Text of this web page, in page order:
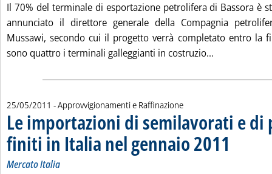
Il 70% del terminale di esportazione petrolifera di Bassora è
annunciato il direttore generale della Compagnia
Mussawi, secondo cui il progetto verrà completato entro la
sono quattro i terminali galleggianti in costruzio...
25/05/2011 - Approvvigionamenti e Raffinazione
Le importazioni di semilavorati e
finiti in Italia nel gennaio 2011
. Sottotitolo:
. Pubblicata
Mercato Italia